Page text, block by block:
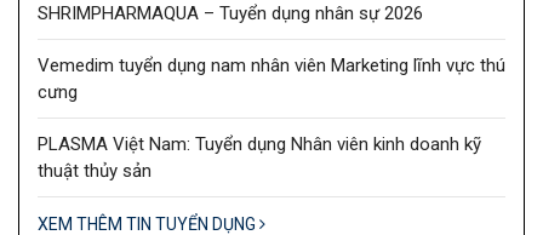
SHRIMPHARMAQUA – Tuyển dụng nhân sự 2026
Vemedim tuyển dụng nam nhân viên Marketing lĩnh vực thú
cưng
PLASMA Việt Nam: Tuyển dụng Nhân viên kinh doanh kỹ
thuật thủy sản
XEM THÊM TIN TUYỂN DỤNG